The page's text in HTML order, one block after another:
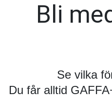
Bli
Se vilka
Du får alltid